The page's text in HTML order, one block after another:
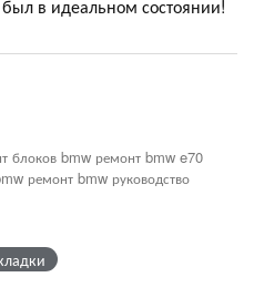
в идеальном состоянии!
блоков bmw ремонт bmw e70
ремонт bmw руководство